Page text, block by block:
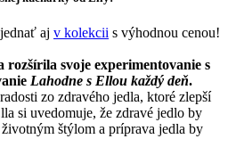
aj v kolekcii s výhodnou cenou!
rozšírila svoje experimentovanie s
Lahodne s Ellou každý deň.
zo zdravého jedla, ktoré zlepší
si uvedomuje, že zdravé jedlo by
štýlom a príprava jedla by